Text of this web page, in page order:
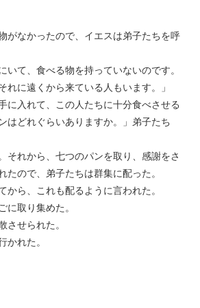
がなかったので、イエスは弟子たちを呼
いて、食べる物を持っていないのです。
に遠くから来ている人もいます。」
に入れて、この人たちに十分食べさせる
はどれぐらいありますか。」弟子たち
それから、七つのパンを取り、感謝をさ
ので、弟子たちは群集に配った。
ら、これも配るように言われた。
に取り集めた。
させられた。
れた。